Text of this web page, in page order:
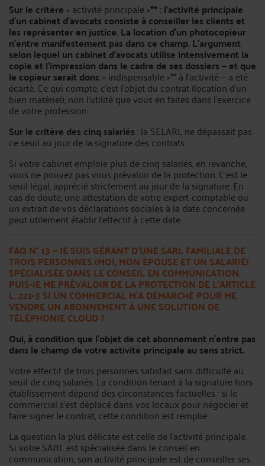
Sur le critère « activité principale »** : l’activité principale
d’un cabinet d’avocats consiste à conseiller les clients et
les représenter en justice. La location d’un photocopieur
n’entre manifestement pas dans ce champ. L’argument
selon lequel un cabinet d’avocats utilise intensivement la
copie et l’impression dans le cadre de ses dossiers — et que
le copieur serait donc « indispensable »** à l’activité — a été
écarté. Ce qui compte, c’est l’objet du contrat (location d’un
bien matériel), non l’utilité que vous en faites dans l’exercice
de votre profession.
Sur le critère des cinq salariés: la SELARL ne dépassait pas
ce seuil au jour de la signature des contrats.
Si votre cabinet emploie plus de cinq salariés, en revanche,
vous ne pouvez pas vous prévaloir de la protection. C’est le
seuil légal, apprécié strictement au jour de la signature. En
cas de doute, une attestation de votre expert-comptable ou
un extrait de vos déclarations sociales à la date concernée
peut utilement établir l’effectif à cette date.
FAQ N° 13 — JE SUIS GÉRANT D’UNE SARL FAMILIALE DE
TROIS PERSONNES (MOI, MON ÉPOUSE ET UN SALARIÉ)
SPÉCIALISÉE DANS LE CONSEIL EN COMMUNICATION.
PUIS-JE ME PRÉVALOIR DE LA PROTECTION DE L’ARTICLE
L. 221-3 SI UN COMMERCIAL M’A DÉMARCHÉ POUR ME
VENDRE UN ABONNEMENT À UNE SOLUTION DE
TÉLÉPHONIE CLOUD ?
Oui, à condition que l’objet de cet abonnement n’entre pas
dans le champ de votre activité principale au sens strict.
Votre effectif de trois personnes satisfait sans difficulté au
seuil de cinq salariés. La condition tenant à la signature hors
établissement dépend des circonstances factuelles : si le
commercial s’est déplacé dans vos locaux pour négocier et
faire signer le contrat, cette condition est remplie.
La question la plus délicate est celle de l’activité principale.
Si votre SARL est spécialisée dans le conseil en
communication, son activité principale est de conseiller ses